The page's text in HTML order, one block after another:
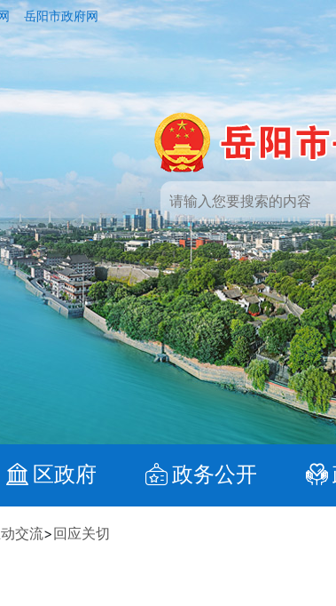
岳阳市政府网
区政府 政务公开
交流>回应关切